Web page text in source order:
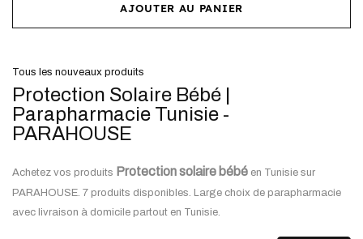
AJOUTER AU PANIER
Tous les nouveaux produits
Protection Solaire Bébé |
Parapharmacie Tunisie -
PARAHOUSE
Achetez vos produits Protection solaire bébé en Tunisie sur
PARAHOUSE. 7 produits disponibles. Large choix de parapharmacie
avec livraison à domicile partout en Tunisie.